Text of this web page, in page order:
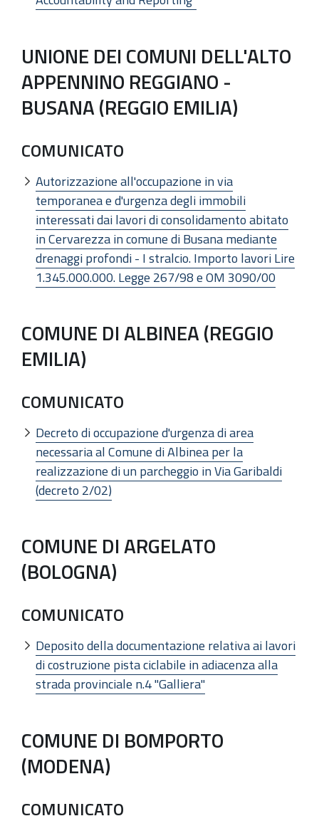
UNIONE DEI COMUNI DELL'ALTO
APPENNINO REGGIANO -
BUSANA (REGGIO EMILIA)
COMUNICATO
Autorizzazione all'occupazione in via
temporanea e d'urgenza degli immobili
interessati dai lavori di consolidamento abitato
in Cervarezza in comune di Busana mediante
drenaggi profondi - I stralcio. Importo lavori Lire
1.345.000.000. Legge 267/98 e OM 3090/00
COMUNE DI ALBINEA (REGGIO
EMILIA)
COMUNICATO
Decreto di occupazione d'urgenza di area
necessaria al Comune di Albinea per la
realizzazione di un parcheggio in Via Garibaldi
(decreto 2/02)
COMUNE DI ARGELATO
(BOLOGNA)
COMUNICATO
Deposito della documentazione relativa ai lavori
di costruzione pista ciclabile in adiacenza alla
strada provinciale n.4 "Galliera"
COMUNE DI BOMPORTO
(MODENA)
COMUNICATO